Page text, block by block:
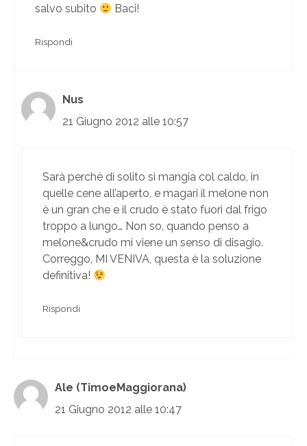
salvo subito
Baci!
Rispondi
Nus
21 Giugno 2012 alle 10:57
Sarà perchè di solito si mangia col caldo, in
quelle cene all’aperto, e magari il melone non
è un gran che e il crudo è stato fuori dal frigo
troppo a lungo… Non so, quando penso a
melone&crudo mi viene un senso di disagio.
Correggo, MI VENIVA, questa è la soluzione
definitiva!
Rispondi
Ale (TimoeMaggiorana)
21 Giugno 2012 alle 10:47